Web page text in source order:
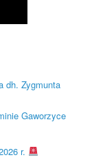
dh. Zygmunta
Gaworzyce
r.